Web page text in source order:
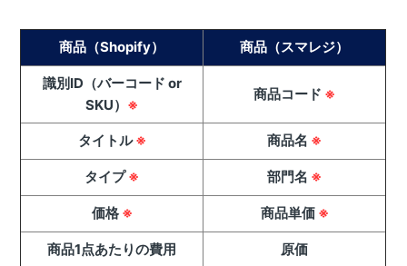
商品（Shopify） 商品（スマレジ）
識別ID（バーコード or
SKU） ※
商品コード ※
タイトル※ 商品名 ※
タイプ※ 部門名 ※
価格 ※ 商品単価 ※
商品1点あたりの費用 原価